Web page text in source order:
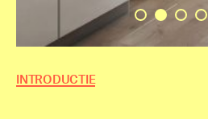
INTRODUCTIE